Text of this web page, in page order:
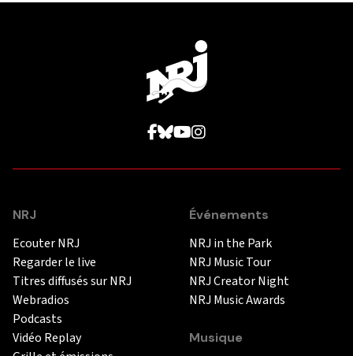
NRJ
Ecouter NRJ
Regarder le live
Titres diffusés sur NRJ
Webradios
Podcasts
Vidéo Replay
Événements
NRJ in the Park
NRJ Music Tour
NRJ Creator Night
NRJ Music Awards
Musique